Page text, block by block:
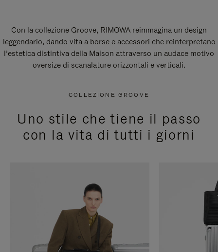
Con la collezione Groove, RIMOWA reimmagina un design
leggendario, dando vita a borse e accessori che reinterpretano
l’estetica distintiva della Maison attraverso un audace motivo
oversize di scanalature orizzontali e verticali.
COLLEZIONE GROOVE
Uno stile che tiene il passo
con la vita di tutti i giorni